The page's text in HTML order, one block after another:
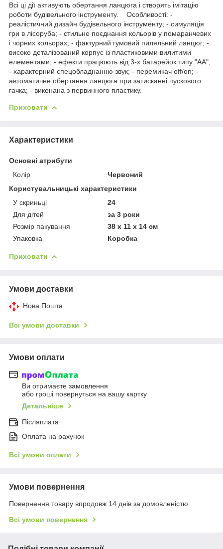
Всі ці дії активують обертання ланцюга і створять імітацію
роботи будівельного інструменту. Особливості: -
реалістичний дизайн будівельного інструменту; - симуляція
гри в лісоруба; - стильне поєднання кольорів у помаранчевих
і чорних кольорах; - фактурний гумовий пиляльний ланцюг; -
високо деталізований корпус із пластиковими вилитими
елементами; - ефекти працюють від 3-х батарейок типу "АА";
- характерний спецобладнанню звук; - перемикач off/on; -
автоматичне обертання ланцюга при затисканні пускового
гачка; - виконана з первинного пластику.
Приховати
Характеристики
Основні атрибути
Колір
Червоний
Користувальницькі характеристики
У скриньці
24
Для дітей
за 3 роки
Розмір пакування
38 х 11 х 14 см
Упаковка
Коробка
Приховати
Умови доставки
Нова Пошта
Всі умови доставки
Умови оплати
Ви отримаєте замовлення
або гроші повернуться на вашу картку
Детальніше
Післяплата
Оплата на рахунок
Всі умови оплати
Умови повернення
Повернення товару впродовж 14 днів за домовленістю
Всі умови повернення